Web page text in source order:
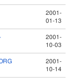
2001-
01-13
2001-
10-03
2001-
10-14